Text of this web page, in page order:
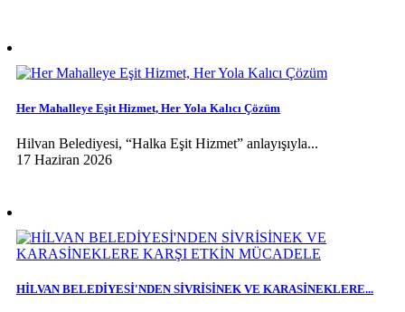
Her Mahalleye Eşit Hizmet, Her Yola Kalıcı Çözüm
Hilvan Belediyesi, “Halka Eşit Hizmet” anlayışıyla...
17 Haziran 2026
HİLVAN BELEDİYESİ'NDEN SİVRİSİNEK VE KARASİNEKLERE...